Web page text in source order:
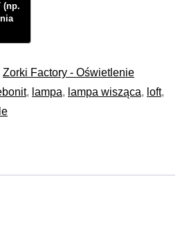
Zorki Factory - Oświetlenie
, lampa, lampa wisząca, loft,